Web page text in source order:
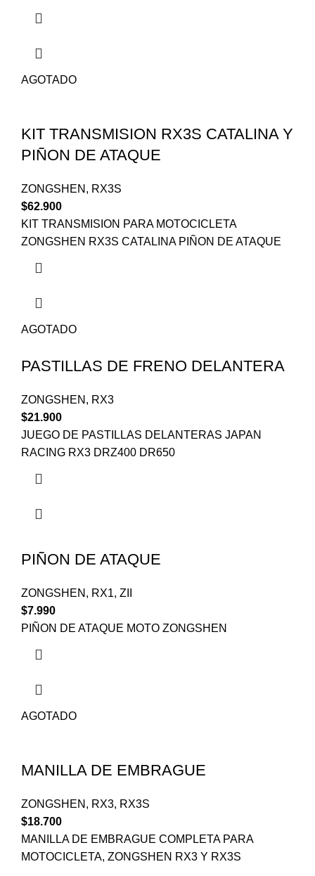
AGOTADO
KIT TRANSMISION RX3S CATALINA Y
PIÑON DE ATAQUE
ZONGSHEN , RX3S
$62.900
KIT TRANSMISION PARA MOTOCICLETA
ZONGSHEN RX3S CATALINA PIÑON DE ATAQUE
AGOTADO
PASTILLAS DE FRENO DELANTERA
ZONGSHEN , RX3
$21.900
JUEGO DE PASTILLAS DELANTERAS JAPAN
RACING RX3 DRZ400 DR650
PIÑON DE ATAQUE
ZONGSHEN , RX1, ZII
$7.990
PIÑON DE ATAQUE MOTO ZONGSHEN
AGOTADO
MANILLA DE EMBRAGUE
ZONGSHEN , RX3, RX3S
$18.700
MANILLA DE EMBRAGUE COMPLETA PARA
MOTOCICLETA, ZONGSHEN RX3 Y RX3S